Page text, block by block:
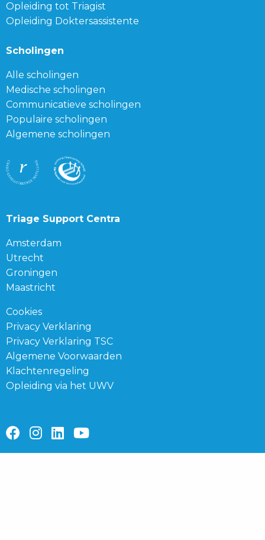
Opleiding tot Triagist
Opleiding Doktersassistente
Scholingen
Alle scholingen
Medische scholingen
Communicatieve scholingen
Populaire scholingen
Algemene scholingen
Triage Support Centra
Amsterdam
Utrecht
Groningen
Maastricht
Cookies
Privacy Verklaring
Privacy Verklaring TSC
Algemene Voorwaarden
Klachtenregeling
Opleiding via het UWV
Ga
naar
Ga
naar
Ga
naar
Ga
naar